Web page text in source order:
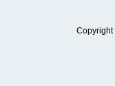
Copyright